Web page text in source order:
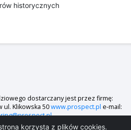
korzysta z plików cookies.
historycznych
dostarczany jest przez firmę:
ul. Klikowska 50www.prospect.pl e-mail: